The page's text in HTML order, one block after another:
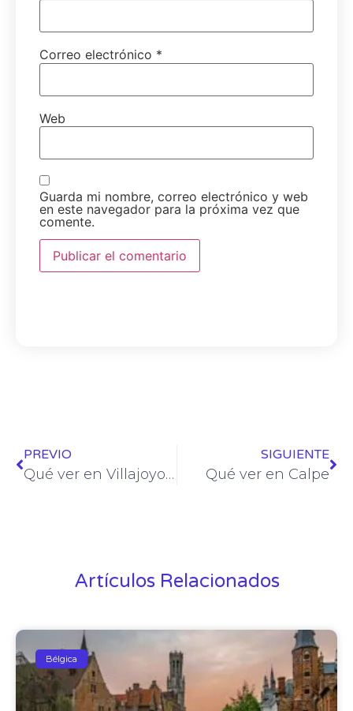
Correo electrónico *
Web
Guarda mi nombre, correo electrónico y web
en este navegador para la próxima vez que
comente.
PREVIO
Qué ver en Villajoyosa
SIGUIENTE
Qué ver en Calpe
Artículos Relacionados
Bélgica